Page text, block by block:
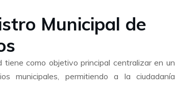
Municipal de
tiene como objetivo principal centralizar en un
municipales, permitiendo a la ciudadanía